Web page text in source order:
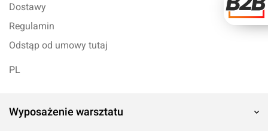
Dostawy
Regulamin
Odstąp od umowy tutaj
PL
Wyposażenie warsztatu